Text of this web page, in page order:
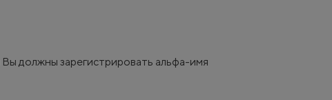
должны зарегистрировать альфа-имя